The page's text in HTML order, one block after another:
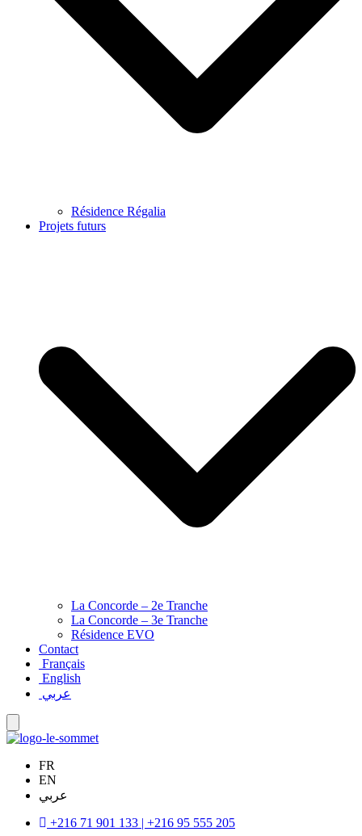
Résidence Régalia
Projets futurs
La Concorde – 2e Tranche
La Concorde – 3e Tranche
Résidence EVO
Contact
Français
English
عربي
FR
EN
عربي
+216 71 901 133 | +216 95 555 205